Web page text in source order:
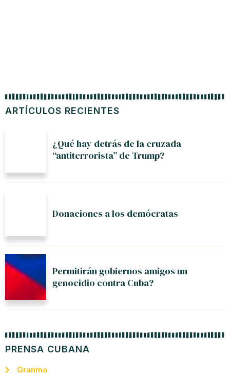
ARTÍCULOS RECIENTES
¿Qué hay detrás de la cruzada
“antiterrorista” de Trump?
Donaciones a los demócratas
Permitirán gobiernos amigos un
genocidio contra Cuba?
PRENSA CUBANA
Granma